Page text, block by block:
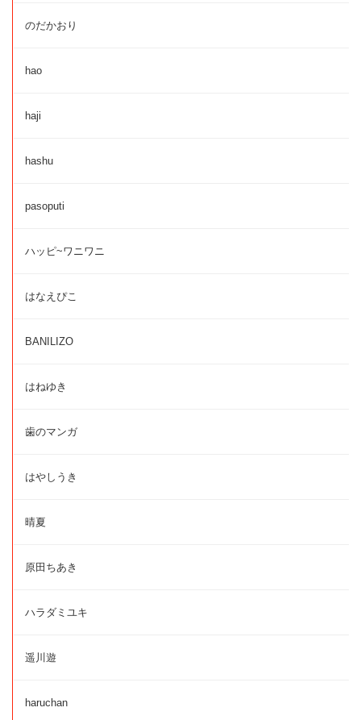
のだかおり
hao
haji
hashu
pasoputi
ハッピ~ワニワニ
はなえぴこ
BANILIZO
はねゆき
歯のマンガ
はやしうき
晴夏
原田ちあき
ハラダミユキ
遥川遊
haruchan